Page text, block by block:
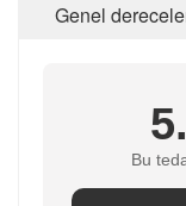
Genel
Bu